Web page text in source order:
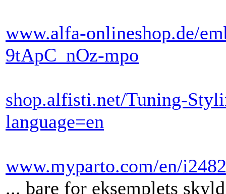
www.alfa-onlineshop.de/
9tApC_nOz-mpo
shop.alfisti.net/Tuning-
language=en
www.myparto.com/en/
... bare for eksemplets